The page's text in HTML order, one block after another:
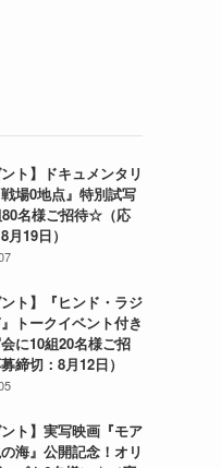
ント】ドキュメンタリ
場0地点』特別試写
名様ご招待☆（応
19日）
ント】『ヒンド・ラジ
トークイベント付き
に10組20名様ご招
締切：8月12日）
ント】実写映画『モア
海』公開記念！オリ